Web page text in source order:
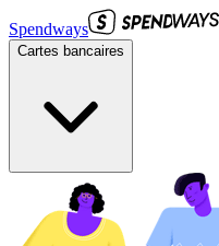
Spendways
Cartes bancaires